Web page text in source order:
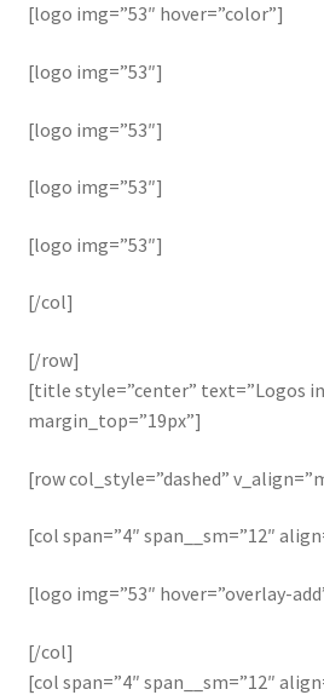
[logo img=”53″ hover=”color”]
[logo img=”53″]
[logo img=”53″]
[logo img=”53″]
[logo img=”53″]
[/col]
[/row]
[title style=”center” text=”Logos in
margin_top=”19px”]
[row col_style=”dashed”
[col span=”4″ span__sm=”12″
[logo img=”53″ hover=”overlay-
[/col]
[col span=”4″ span__sm=”12″